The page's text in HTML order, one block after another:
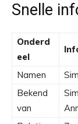
Snelle
Onderd
eel
Namen
Bekend
van